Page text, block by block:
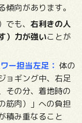
傾向があります。
も、 右利きの人
）力が強いことが
ー担当左足： 体の
ョギング中、右足
その分、着地時の
筋肉）」への負担
積み重なること